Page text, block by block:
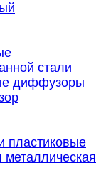
стали
диффузоры
пластиковые
металлическая